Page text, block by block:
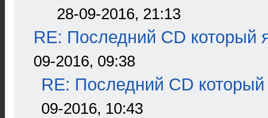
28-09-2016, 21:13
RE: Последний CD который
09-2016, 09:38
RE: Последний CD который
09-2016, 10:43